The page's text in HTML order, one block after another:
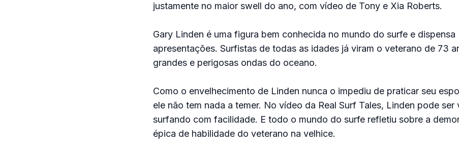
justamente no maior swell do ano, com vídeo de Tony e Xia Roberts.
Gary Linden é uma figura bem conhecida no mundo do surfe e dispensa
apresentações. Surfistas de todas as idades já viram o veterano de 73
grandes e perigosas ondas do oceano.
Como o envelhecimento de Linden nunca o impediu de praticar seu
ele não tem nada a temer. No vídeo da Real Surf Tales, Linden pode ser
surfando com facilidade. E todo o mundo do surfe refletiu sobre a
épica de habilidade do veterano na velhice.